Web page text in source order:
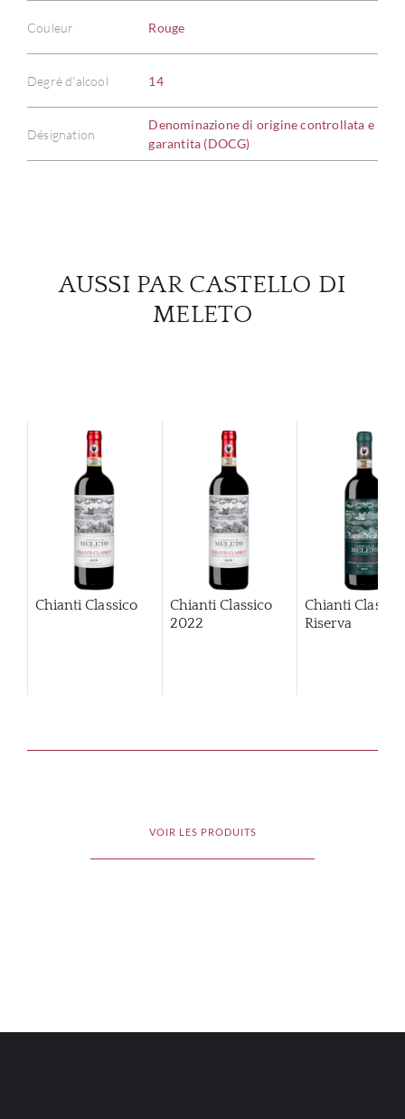
Couleur Rouge
Degré d'alcool 14
Désignation
Denominazione di origine controllata e
garantita (DOCG)
AUSSI PAR CASTELLO DI
MELETO
Chianti Classico
Chianti Classico
2022
Chianti
Riserva
VOIR LES PRODUITS